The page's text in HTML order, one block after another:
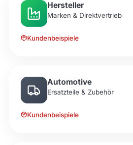
Hersteller
Marken & Direktvertrieb
Kundenbeispiele
Automotive
Ersatzteile & Zubehör
Kundenbeispiele